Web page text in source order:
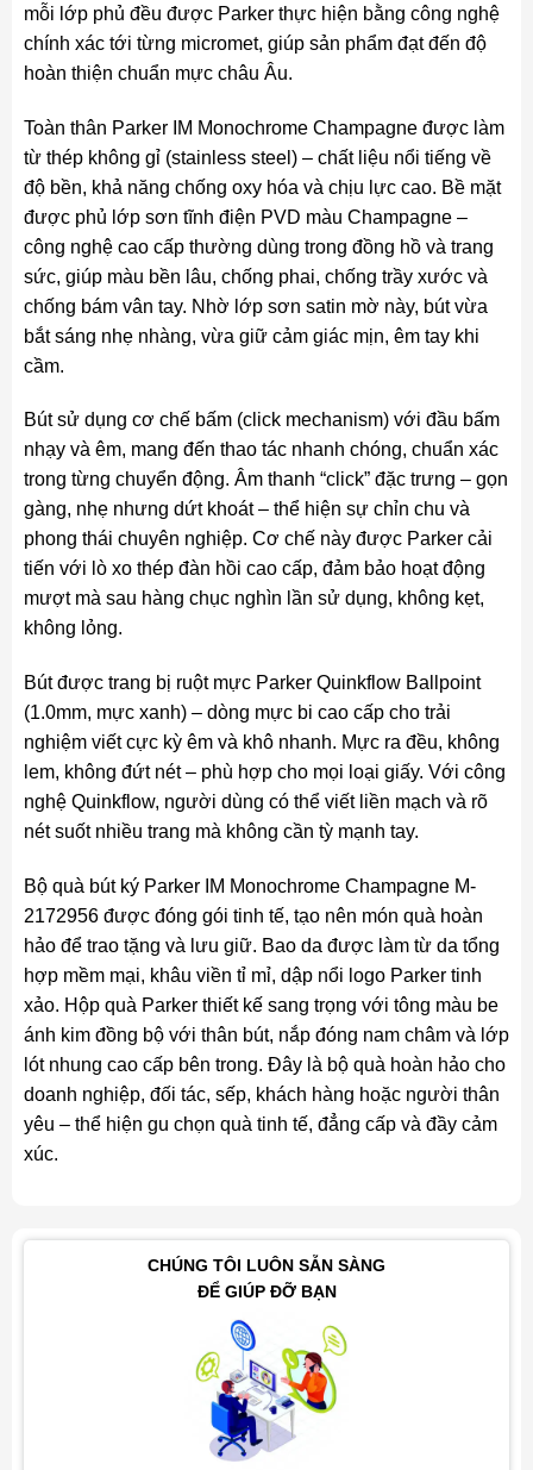
mỗi lớp phủ đều được Parker thực hiện bằng công nghệ
chính xác tới từng micromet, giúp sản phẩm đạt đến độ
hoàn thiện chuẩn mực châu Âu.
Toàn thân Parker IM Monochrome Champagne được làm
từ thép không gỉ (stainless steel) – chất liệu nổi tiếng về
độ bền, khả năng chống oxy hóa và chịu lực cao. Bề mặt
được phủ lớp sơn tĩnh điện PVD màu Champagne –
công nghệ cao cấp thường dùng trong đồng hồ và trang
sức, giúp màu bền lâu, chống phai, chống trầy xước và
chống bám vân tay. Nhờ lớp sơn satin mờ này, bút vừa
bắt sáng nhẹ nhàng, vừa giữ cảm giác mịn, êm tay khi
cầm.
Bút sử dụng cơ chế bấm (click mechanism) với đầu bấm
nhạy và êm, mang đến thao tác nhanh chóng, chuẩn xác
trong từng chuyển động. Âm thanh “click” đặc trưng – gọn
gàng, nhẹ nhưng dứt khoát – thể hiện sự chỉn chu và
phong thái chuyên nghiệp. Cơ chế này được Parker cải
tiến với lò xo thép đàn hồi cao cấp, đảm bảo hoạt động
mượt mà sau hàng chục nghìn lần sử dụng, không kẹt,
không lỏng.
Bút được trang bị ruột mực Parker Quinkflow Ballpoint
(1.0mm, mực xanh) – dòng mực bi cao cấp cho trải
nghiệm viết cực kỳ êm và khô nhanh. Mực ra đều, không
lem, không đứt nét – phù hợp cho mọi loại giấy. Với công
nghệ Quinkflow, người dùng có thể viết liền mạch và rõ
nét suốt nhiều trang mà không cần tỳ mạnh tay.
Bộ quà bút ký Parker IM Monochrome Champagne M-
2172956 được đóng gói tinh tế, tạo nên món quà hoàn
hảo để trao tặng và lưu giữ. Bao da được làm từ da tổng
hợp mềm mại, khâu viền tỉ mỉ, dập nổi logo Parker tinh
xảo. Hộp quà Parker thiết kế sang trọng với tông màu be
ánh kim đồng bộ với thân bút, nắp đóng nam châm và lớp
lót nhung cao cấp bên trong. Đây là bộ quà hoàn hảo cho
doanh nghiệp, đối tác, sếp, khách hàng hoặc người thân
yêu – thể hiện gu chọn quà tinh tế, đẳng cấp và đầy cảm
xúc.
CHÚNG TÔI LUÔN SẴN SÀNG
ĐỂ GIÚP ĐỠ BẠN